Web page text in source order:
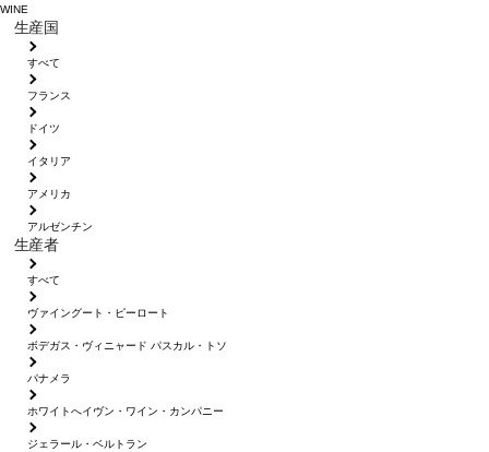
WINE
生産国
すべて
フランス
ドイツ
イタリア
アメリカ
アルゼンチン
生産者
すべて
ヴァイングート・ピーロート
ボデガス・ヴィニャード パスカル・トソ
パナメラ
ホワイトへイヴン・ワイン・カンパニー
ジェラール・ベルトラン